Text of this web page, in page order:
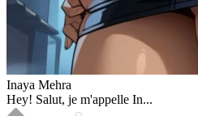
Inaya Mehra
Hey! Salut, je m'appelle In...